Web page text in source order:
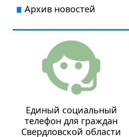
Архив новостей
Единый социальный
телефон для граждан
Свердловской области